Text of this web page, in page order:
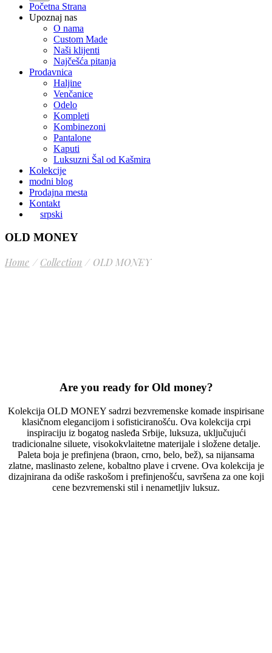
Početna Strana
Upoznaj nas
O nama
Custom Made
Naši klijenti
Najčešća pitanja
Prodavnica
Haljine
Venčanice
Odelo
Kompleti
Kombinezoni
Pantalone
Kaputi
Luksuzni Šal od Kašmira
Kolekcije
modni blog
Prodajna mesta
Kontakt
srpski
OLD MONEY
Home
Collection OLD MONEY
Are you ready for Old money?
Kolekcija OLD MONEY sadrzi bezvremenske komade inspirisane
klasičnom elegancijom i sofisticiranošću. Ova kolekcija crpi
inspiraciju iz bogatog nasleđa Srbije, luksuza, uključujući
tradicionalne siluete, visokokvlaitetne materijale i složene detalje.
Paleta boja je prefinjena (braon, crno, belo, bež), sa nijansama
zlatne, maslinasto zelene, kobaltno plave i crvene. Ova kolekcija je
dizajnirana da odiše raskošom i prefinjenošću, savršena za one koji
cene bezvremenski stil i nenametljiv luksuz.